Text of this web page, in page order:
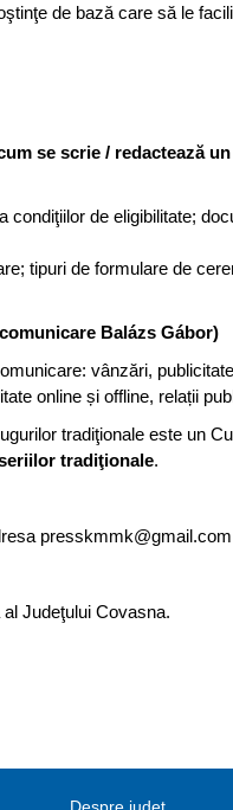
de bază care să le
se scrie / redactează
de eligibilitate;
tipuri de formulare de
Balázs Gábor)
vânzări,
online și offline, relații
tradiţionale este un
tradiţionale.
Judeţului Covasna.